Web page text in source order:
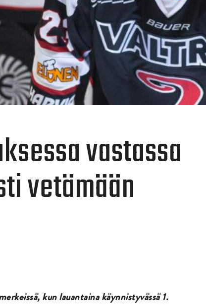
vastassa
vetämään
kun lauantaina käynnistyvässä 1.